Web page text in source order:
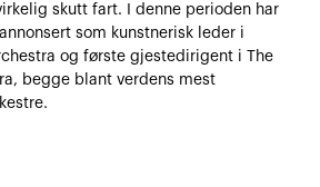
skutt fart. I denne perioden har
som kunstnerisk leder i
og første gjestedirigent i The
begge blant verdens mest